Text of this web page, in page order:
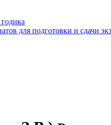
для подготовки и сдачи